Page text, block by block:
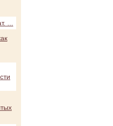
...